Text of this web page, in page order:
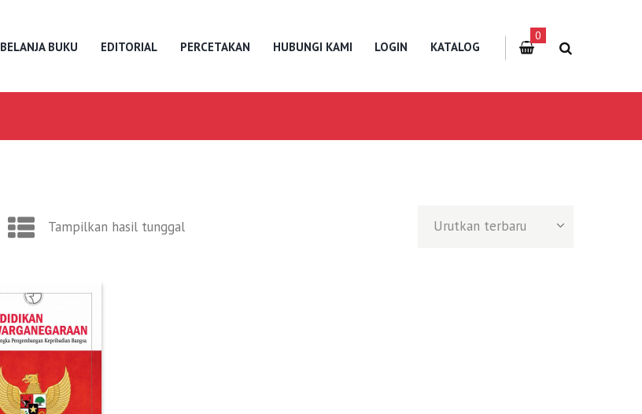
BELANJA BUKU EDITORIAL PERCETAKAN HUBUNGI KAMI LOGIN KATALOG
0
Tampilkan hasil tunggal